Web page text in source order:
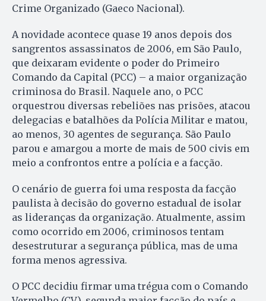
Crime Organizado (Gaeco Nacional).
A novidade acontece quase 19 anos depois dos
sangrentos assassinatos de 2006, em São Paulo,
que deixaram evidente o poder do Primeiro
Comando da Capital (PCC) – a maior organização
criminosa do Brasil. Naquele ano, o PCC
orquestrou diversas rebeliões nas prisões, atacou
delegacias e batalhões da Polícia Militar e matou,
ao menos, 30 agentes de segurança. São Paulo
parou e amargou a morte de mais de 500 civis em
meio a confrontos entre a polícia e a facção.
O cenário de guerra foi uma resposta da facção
paulista à decisão do governo estadual de isolar
as lideranças da organização. Atualmente, assim
como ocorrido em 2006, criminosos tentam
desestruturar a segurança pública, mas de uma
forma menos agressiva.
O PCC decidiu firmar uma trégua com o Comando